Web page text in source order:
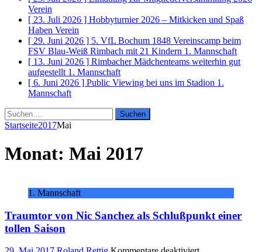
Verein
[ 23. Juli 2026 ] Hobbyturnier 2026 – Mitkicken und Spaß
Haben Verein
[ 29. Juni 2026 ] 5. VfL Bochum 1848 Vereinscamp beim
FSV Blau-Weiß Rimbach mit 21 Kindern 1. Mannschaft
[ 13. Juni 2026 ] Rimbacher Mädchenteams weiterhin gut
aufgestellt 1. Mannschaft
[ 6. Juni 2026 ] Public Viewing bei uns im Stadion 1.
Mannschaft
Suchen
nach:
Startseite2017Mai
Monat: Mai 2017
1. Mannschaft
Traumtor von Nic Sanchez als Schlußpunkt einer
tollen Saison